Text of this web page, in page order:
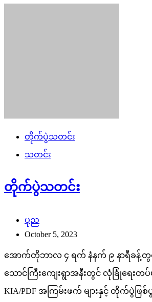
တိုက်ပွဲသတင်း
သတင်း
တိုက်ပွဲသတင်း
ပုည
October 5, 2023
အောက်တိုဘာလ ၄ ရက် နံနက် ၉ နာရီခန့်
သောင်ကြီးကျေးရွာအနီးတွင် လုံခြုံရေးတ
KIA/PDF အကြမ်းဖက် များနှင့် တိုက်ပွဲဖြစ်ပွ